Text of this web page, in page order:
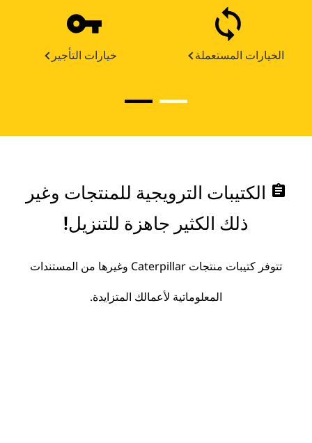
خيارات التأجير الخيارات المستعملة
assignment الكتيبات الترويجية للمنتجات وغير
ذلك الكثير جاهزة للتنزيل!
تتوفر كتيبات منتجات Caterpillar وغيرها من المستندات
المعلوماتية لأعمالك المتزايدة.